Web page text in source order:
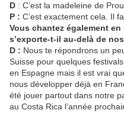
D : C’est la madeleine de
P : C’est exactement cela. Il
Vous chantez également
s’exporte-t-il au-delà de
D : Nous te répondrons un
Suisse pour quelques
en Espagne mais il est vrai
nous développer déjà en
été jouer partout dans notre
au Costa Rica l’année